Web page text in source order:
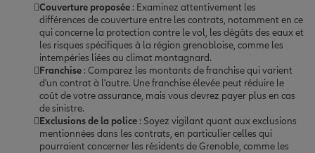
Couverture proposée : Examinez attentivement les
différences de couverture entre les contrats, notamment en ce
qui concerne la protection contre le vol, les dégâts des eaux et
les risques spécifiques à la région grenobloise, comme les
intempéries liées au climat montagnard.
Franchise : Comparez les montants de franchise qui varient
d'un contrat à l'autre. Une franchise élevée peut réduire le
coût de votre assurance, mais vous devrez payer plus en cas
de sinistre.
Exclusions de la police : Soyez vigilant quant aux exclusions
mentionnées dans les contrats, en particulier celles qui
pourraient concerner les résidents de Grenoble, comme les